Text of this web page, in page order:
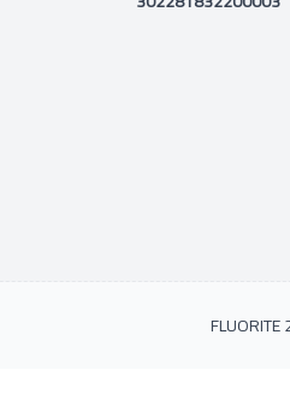
FLUORITE